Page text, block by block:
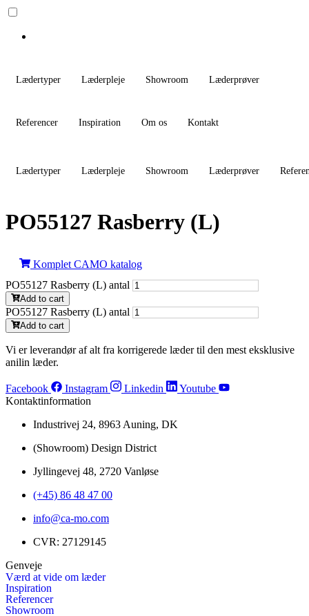
Lædertyper Læderpleje Showroom Læderprøver
Referencer Inspiration Om os Kontakt
Lædertyper Læderpleje Showroom Læderprøver
PO55127 Rasberry (L)
Komplet CAMO katalog
PO55127 Rasberry (L) antal
Add to cart
PO55127 Rasberry (L) antal
Add to cart
Vi er leverandør af alt fra korrigerede læder til den mest eksklusive
anilin læder.
Facebook Instagram Linkedin
Youtube
Kontaktinformation
Industrivej 24, 8963 Auning, DK
(Showroom) Design District
Jyllingevej 48, 2720 Vanløse
(+45) 86 48 47 00
info@ca-mo.com
CVR: 27129145
Genveje
Værd at vide om læder
Inspiration
Referencer
Showroom